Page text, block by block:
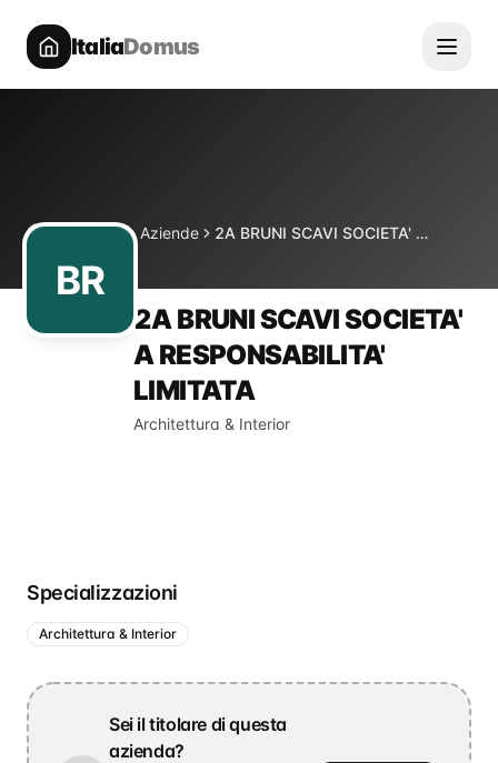
ItaliaDomus
HomeDirectory Aziende 2A BRUNI SCAVI SOCIETA' A RESPONSABILITA' LIMITATA
BR
2A BRUNI SCAVI SOCIETA'
A RESPONSABILITA'
LIMITATA
Architettura & Interior
Specializzazioni
Architettura & Interior
Sei il titolare di questa
azienda?